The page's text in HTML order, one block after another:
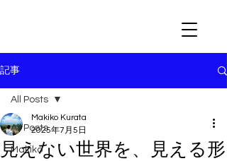
記事
All Posts
Makiko
All Posts
見えない世界を、見える形
Makiko Kurata
2025年7月5日